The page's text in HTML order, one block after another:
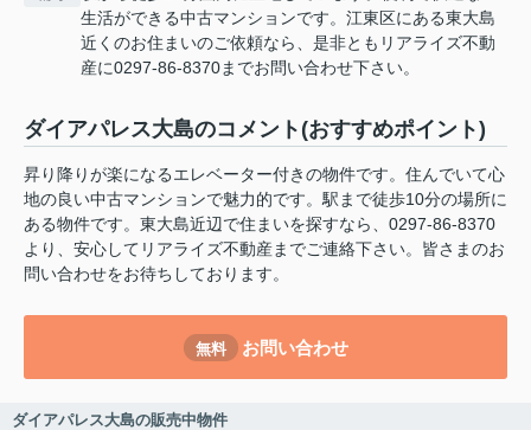
生活ができる中古マンションです。江東区にある東大島
近くのお住まいのご依頼なら、是非ともリアライズ不動
産に0297-86-8370までお問い合わせ下さい。
ダイアパレス大島のコメント(おすすめポイント)
昇り降りが楽になるエレベーター付きの物件です。住んでいて心
地の良い中古マンションで魅力的です。駅まで徒歩10分の場所に
ある物件です。東大島近辺で住まいを探すなら、0297-86-8370
より、安心してリアライズ不動産までご連絡下さい。皆さまのお
問い合わせをお待ちしております。
無料 お問い合わせ
ダイアパレス大島の販売中物件